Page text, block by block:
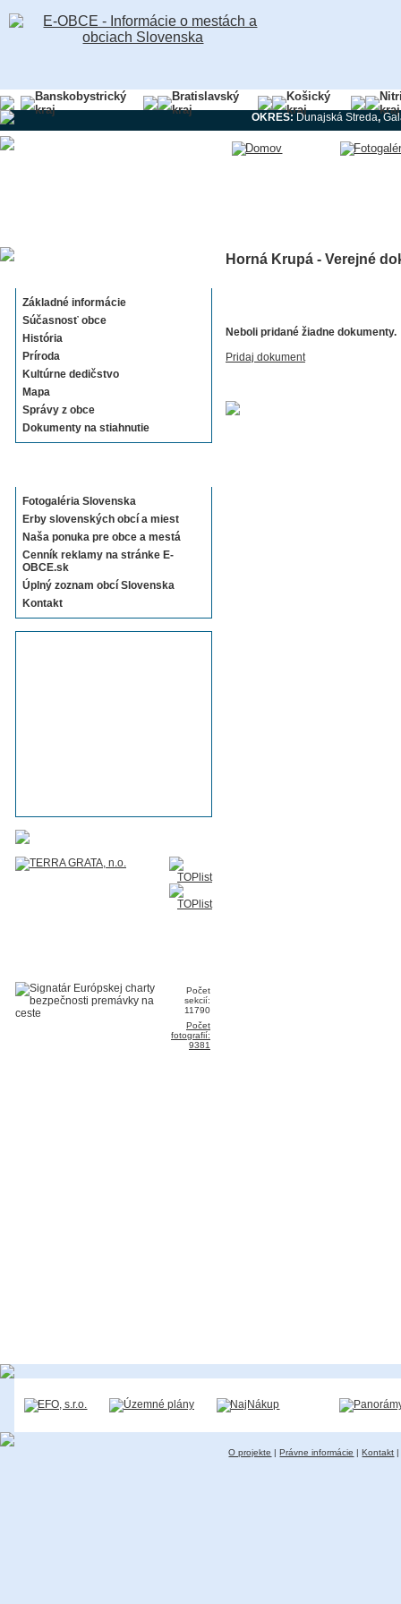
Banskobystrický
kraj
Bratislavský
kraj
Košický
kraj
kraj
OKRES: Dunajská Streda,
Základné informácie
Súčasnosť obce
História
Príroda
Kultúrne dedičstvo
Mapa
Správy z obce
Dokumenty na stiahnutie
Fotogaléria Slovenska
Erby slovenských obcí a miest
Naša ponuka pre obce a mestá
Cenník reklamy na stránke E-
OBCE.sk
Úplný zoznam obcí Slovenska
Kontakt
Počet
sekcií:
11790
Počet
fotografií:
9381
Horná Krupá - Verejné
Neboli pridané žiadne dokumenty.
Pridaj dokument
O projekte |Právne informácie |Kontakt